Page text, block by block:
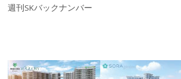
週刊SKバックナンバー